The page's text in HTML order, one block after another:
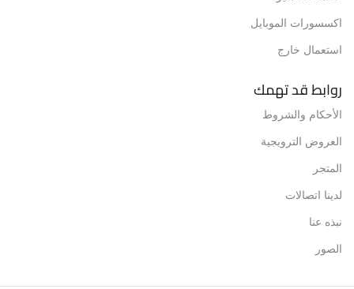
اكسسورات الموبايل
استعمال خارج
روابط قد تهمك
الأحكام والشروط
العروض الترويجية
المتجر
لدينا اتصالات
نبذه عنا
الصور